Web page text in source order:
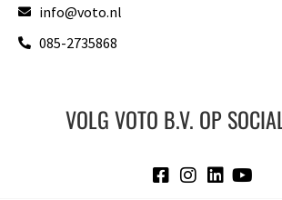
info@voto.nl
085-2735868
VOLG VOTO B.V. OP